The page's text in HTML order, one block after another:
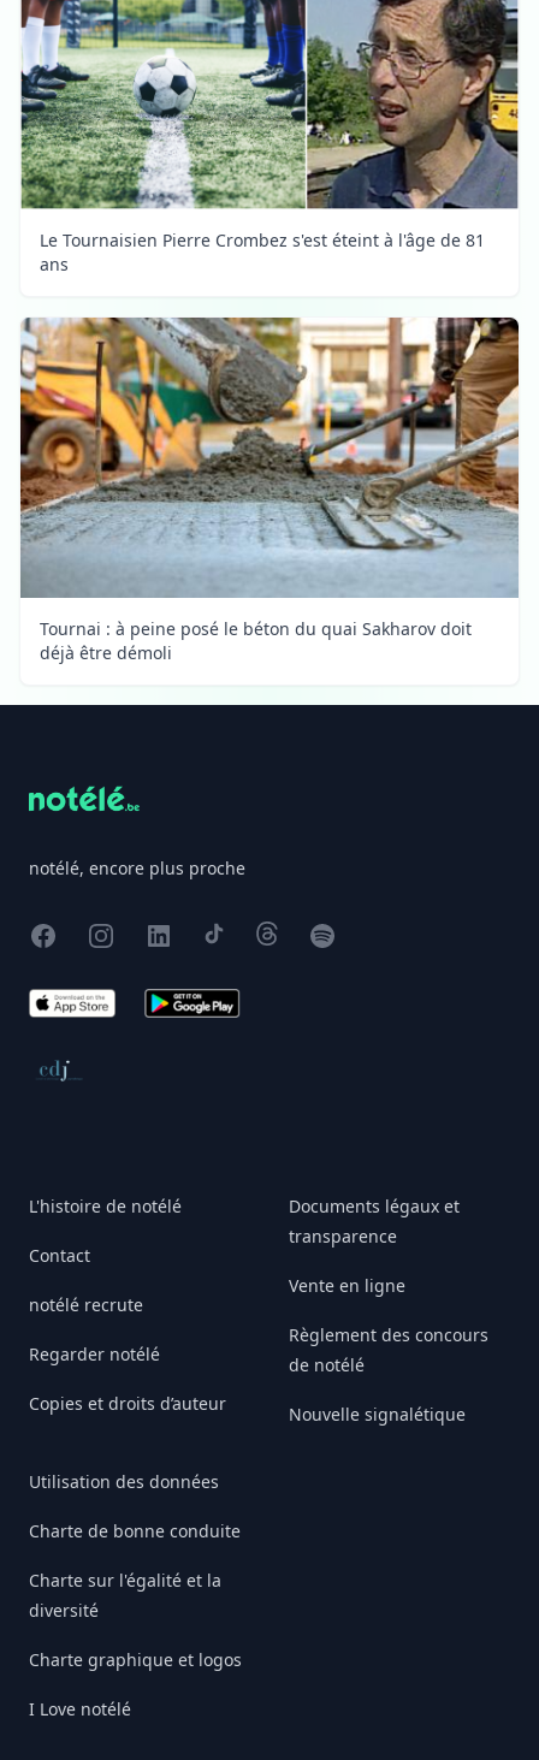
Le Tournaisien Pierre Crombez s'est éteint à l'âge de 81
ans
Tournai : à peine posé le béton du quai Sakharov doit
déjà être démoli
notélé, encore plus proche
FacebookInstagram
X TikTokThreadsSpotify
App Store Google Play
Conseil de déontologie journalistique
L'histoire de notélé
Contact
notélé recrute
Regarder notélé
Copies et droits d’auteur
Utilisation des données
Charte de bonne conduite
Charte sur l'égalité et la
diversité
Charte graphique et logos
I Love notélé
Documents légaux et
transparence
Vente en ligne
Règlement des concours
de notélé
Nouvelle signalétique